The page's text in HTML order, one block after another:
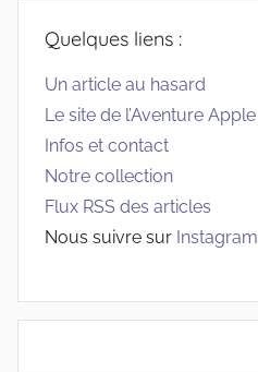
Quelques liens :
Un article au hasard
Le site de l’Aventure Apple
Infos et contact
Notre collection
Flux RSS des articles
Nous suivre sur Instagram